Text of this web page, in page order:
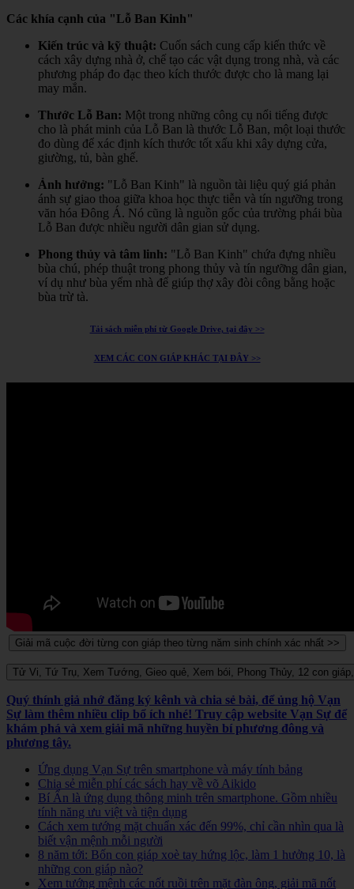
Các khía cạnh của "Lỗ Ban Kinh"
Kiến trúc và kỹ thuật: Cuốn sách cung cấp kiến thức về
cách xây dựng nhà ở, chế tạo các vật dụng trong nhà, và các
phương pháp đo đạc theo kích thước được cho là mang lại
may mắn.
Thước Lỗ Ban: Một trong những công cụ nổi tiếng được
cho là phát minh của Lỗ Ban là thước Lỗ Ban, một loại thước
đo dùng để xác định kích thước tốt xấu khi xây dựng cửa,
giường, tủ, bàn ghế.
Ảnh hưởng: "Lỗ Ban Kinh" là nguồn tài liệu quý giá phản
ánh sự giao thoa giữa khoa học thực tiễn và tín ngưỡng trong
văn hóa Đông Á. Nó cũng là nguồn gốc của trường phái bùa
Lỗ Ban được nhiều người dân gian sử dụng.
Phong thủy và tâm linh: "Lỗ Ban Kinh" chứa đựng nhiều
bùa chú, phép thuật trong phong thủy và tín ngưỡng dân gian,
ví dụ như bùa yểm nhà để giúp thợ xây đòi công bằng hoặc
bùa trừ tà.
Tải sách miễn phí từ Google Drive, tại đây >>
XEM CÁC CON GIÁP KHÁC TẠI ĐÂY >>
Quý thính giả nhớ đăng ký kênh và chia sẻ bài, để ủng hộ Vạn
Sự làm thêm nhiều clip bổ ích nhé! Truy cập website Vạn Sự để
khám phá và xem giải mã những huyền bí phương đông và
phương tây.
Ứng dụng Vạn Sự trên smartphone và máy tính bảng
Chia sẻ miễn phí các sách hay về võ Aikido
Bí Ẩn là ứng dụng thông minh trên smartphone. Gồm nhiều
tính năng ưu việt và tiện dụng
Cách xem tướng mặt chuẩn xác đến 99%, chỉ cần nhìn qua là
biết vận mệnh mỗi người
8 năm tới: Bốn con giáp xoè tay hứng lộc, làm 1 hưởng 10, là
những con giáp nào?
Xem tướng mệnh các nốt ruồi trên mặt đàn ông, giải mã nốt